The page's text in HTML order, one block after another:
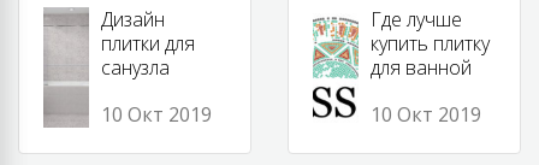
Дизайн
плитки для
санузла
10 Окт 2019
Где лучше
купить плитку
для ванной
10 Окт 2019